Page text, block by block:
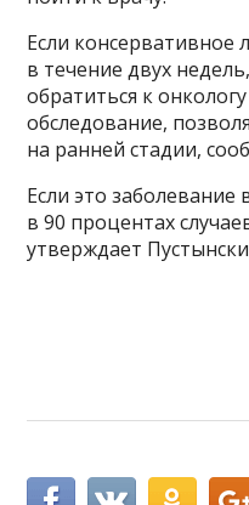
Если консервативное
в течение двух
обратиться к
обследование,
на ранней стадии,
Если это
в 90 процентах
утверждает